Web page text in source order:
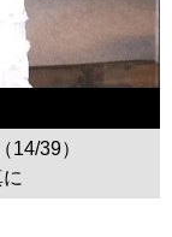
14/39）